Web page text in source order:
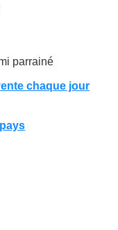
parrainé
chaque jour